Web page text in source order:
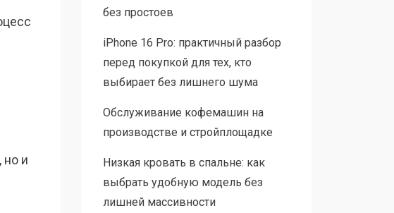
но и
без простоев
iPhone 16 Pro: практичный разбор
перед покупкой для тех, кто
выбирает без лишнего шума
Обслуживание кофемашин на
производстве и стройплощадке
Низкая кровать в спальне: как
выбрать удобную модель без
лишней массивности